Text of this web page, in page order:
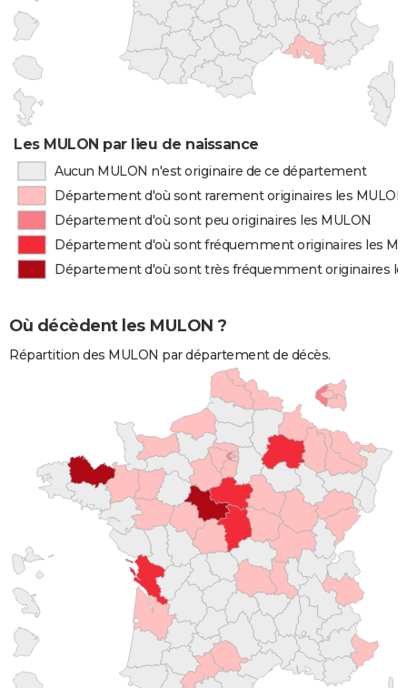
Les MULON par lieu de naissance
Aucun MULON n'est originaire de ce département
Département d'où sont rarement originaires les MULON
Département d'où sont peu originaires les MULON
Département d'où sont fréquemment originaires les
Département d'où sont très fréquemment originaires
Où décèdent les MULON ?
Répartition des MULON par département de décès.